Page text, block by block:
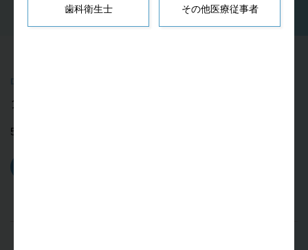
歯科衛生士 その他医療従事者
ダウンロード
5.1MB